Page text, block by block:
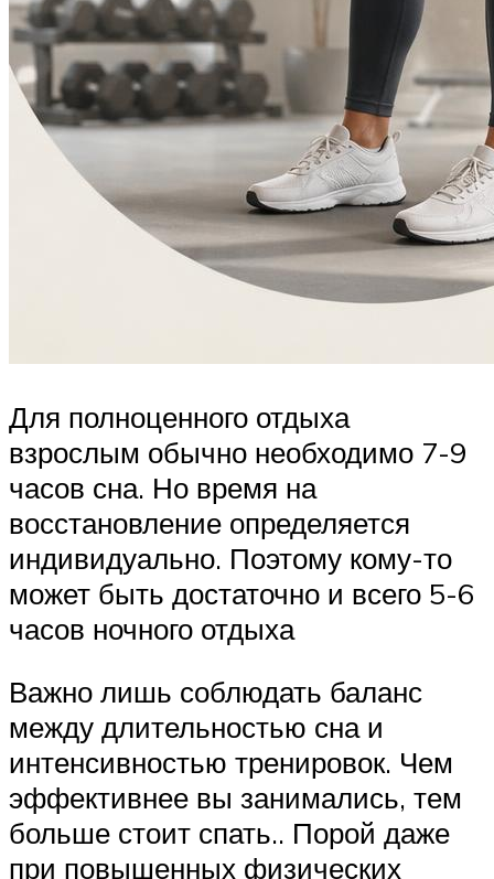
Для полноценного отдыха
взрослым обычно необходимо 7-9
часов сна. Но время на
восстановление определяется
индивидуально. Поэтому кому-то
может быть достаточно и всего 5-6
часов ночного отдыха
Важно лишь соблюдать баланс
между длительностью сна и
интенсивностью тренировок. Чем
эффективнее вы занимались, тем
больше стоит спать.. Порой даже
при повышенных физических